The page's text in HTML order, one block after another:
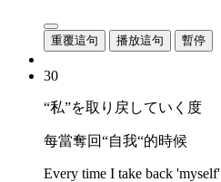
重覆這句 播放這句 暫停
30
“私”を取り戻していく度
每當奪回“自我“的時候
Every time I take back 'myself'